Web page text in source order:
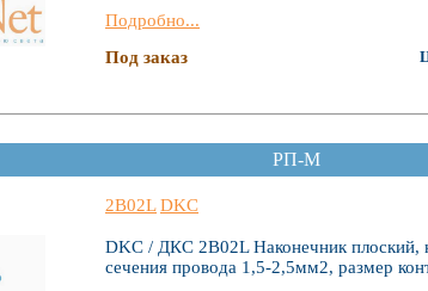
Подробно...
Под заказ
РП-М
2B02LDKC
DKC / ДКС 2B02L Наконечник плоский,
сечения провода 1,5-2,5мм2, размер